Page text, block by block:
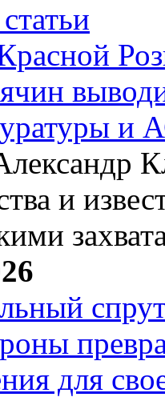
и
и
для